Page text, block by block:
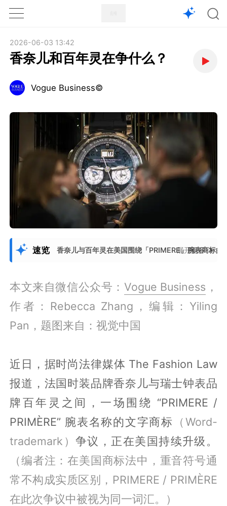
1X
2026-06-03 13:42
香奈儿和百年灵在争什么？
Vogue Business©
速览 香奈儿与百年灵在美国围绕「PRIMERE」腕表商标
展开更多
本文来自微信公众号： Vogue Business ，
作者：Rebecca Zhang，编辑：Yiling
Pan，题图来自：视觉中国
近日，据时尚法律媒体 The Fashion Law
报道，法国时装品牌香奈儿与瑞士钟表品
牌百年灵之间，一场围绕 “PRIMERE /
PRIMÈRE” 腕表名称的文字商标
（Word-
trademark） 争议，正在美国持续升级。
（编者注：在美国商标法中，重音符号通
常不构成实质区别，PRIMERE / PRIMÈRE
在此次争议中被视为同一词汇。）